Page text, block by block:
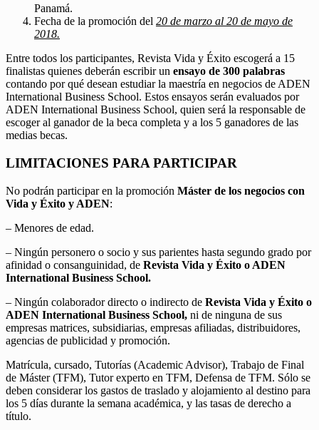
Panamá.
Fecha de la promoción del 20 de marzo al 20 de mayo de
2018.
Entre todos los participantes, Revista Vida y Éxito escogerá a 15
finalistas quienes deberán escribir un ensayo de 300 palabras
contando por qué desean estudiar la maestría en negocios de ADEN
International Business School. Estos ensayos serán evaluados por
ADEN International Business School, quien será la responsable de
escoger al ganador de la beca completa y a los 5 ganadores de las
medias becas.
LIMITACIONES PARA PARTICIPAR
No podrán participar en la promoción Máster de los negocios con
Vida y Éxito y ADEN:
– Menores de edad.
– Ningún personero o socio y sus parientes hasta segundo grado por
afinidad o consanguinidad, de Revista Vida y Éxito o ADEN
International Business School.
– Ningún colaborador directo o indirecto de Revista Vida y Éxito o
ADEN International Business School, ni de ninguna de sus
empresas matrices, subsidiarias, empresas afiliadas, distribuidores,
agencias de publicidad y promoción.
Matrícula, cursado, Tutorías (Academic Advisor), Trabajo de Final
de Máster (TFM), Tutor experto en TFM, Defensa de TFM. Sólo se
deben considerar los gastos de traslado y alojamiento al destino para
los 5 días durante la semana académica, y las tasas de derecho a
título.